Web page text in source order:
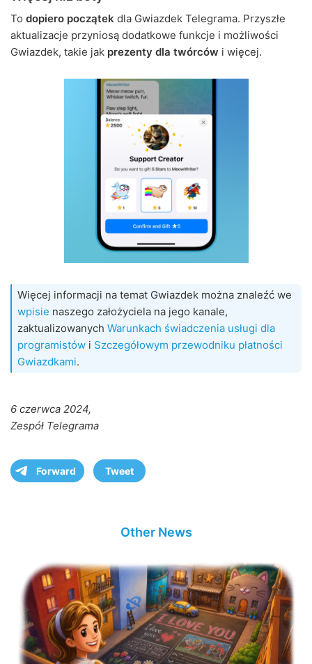
To dopiero początek dla Gwiazdek Telegrama. Przyszłe
aktualizacje przyniosą dodatkowe funkcje i możliwości
Gwiazdek, takie jak prezenty dla twórców i więcej.
Więcej informacji na temat Gwiazdek można znaleźć we
wpisie naszego założyciela na jego kanale,
zaktualizowanych Warunkach świadczenia usługi dla
programistów i Szczegółowym przewodniku płatności
Gwiazdkami.
6 czerwca 2024,
Zespół Telegrama
Forward Tweet
Other News